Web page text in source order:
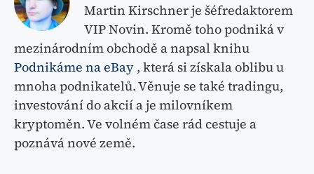
Martin Kirschner je šéfredaktorem
VIP Novin. Kromě toho podniká v
mezinárodním obchodě a napsal knihu
Podnikáme na eBay , která si získala oblibu u
mnoha podnikatelů. Věnuje se také tradingu,
investování do akcií a je milovníkem
kryptoměn. Ve volném čase rád cestuje a
poznává nové země.